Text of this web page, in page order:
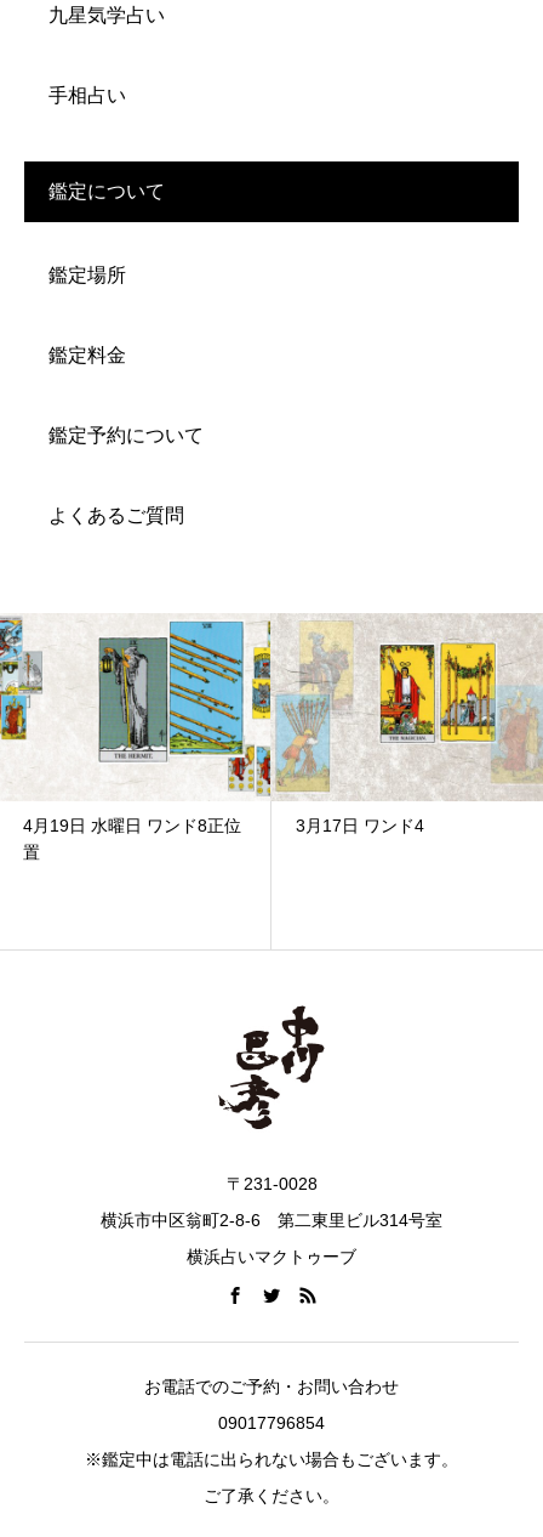
九星気学占い
手相占い
鑑定について
鑑定場所
鑑定料金
鑑定予約について
よくあるご質問
4月19日 水曜日 ワンド8正位
置
3月17日 ワンド4
〒231-0028
横浜市中区翁町2-8-6 第二東里ビル314号室
横浜占いマクトゥーブ
お電話でのご予約・お問い合わせ
09017796854
※鑑定中は電話に出られない場合もございます。
ご了承ください。